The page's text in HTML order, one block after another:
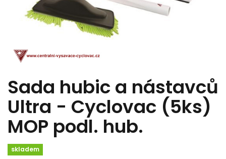
Sada hubic a nástavců
Ultra - Cyclovac (5ks)
MOP podl. hub.
skladem